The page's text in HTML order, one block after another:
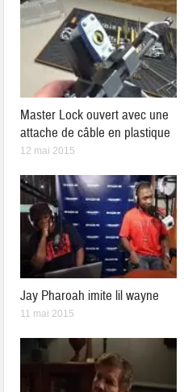
Master Lock ouvert avec une
attache de câble en plastique
12 mai 2015
Jay Pharoah imite lil wayne
11 mai 2015